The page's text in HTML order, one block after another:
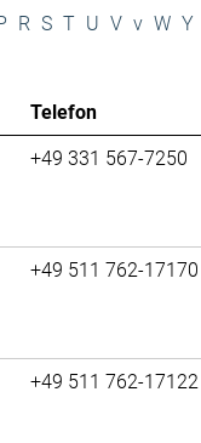
R S T U V v W Y
Telefon
+49 331 567-7250
+49 511 762-17170
+49 511 762-17122